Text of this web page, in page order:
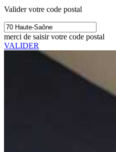
Valider votre code postal
merci de saisir votre code postal
VALIDER